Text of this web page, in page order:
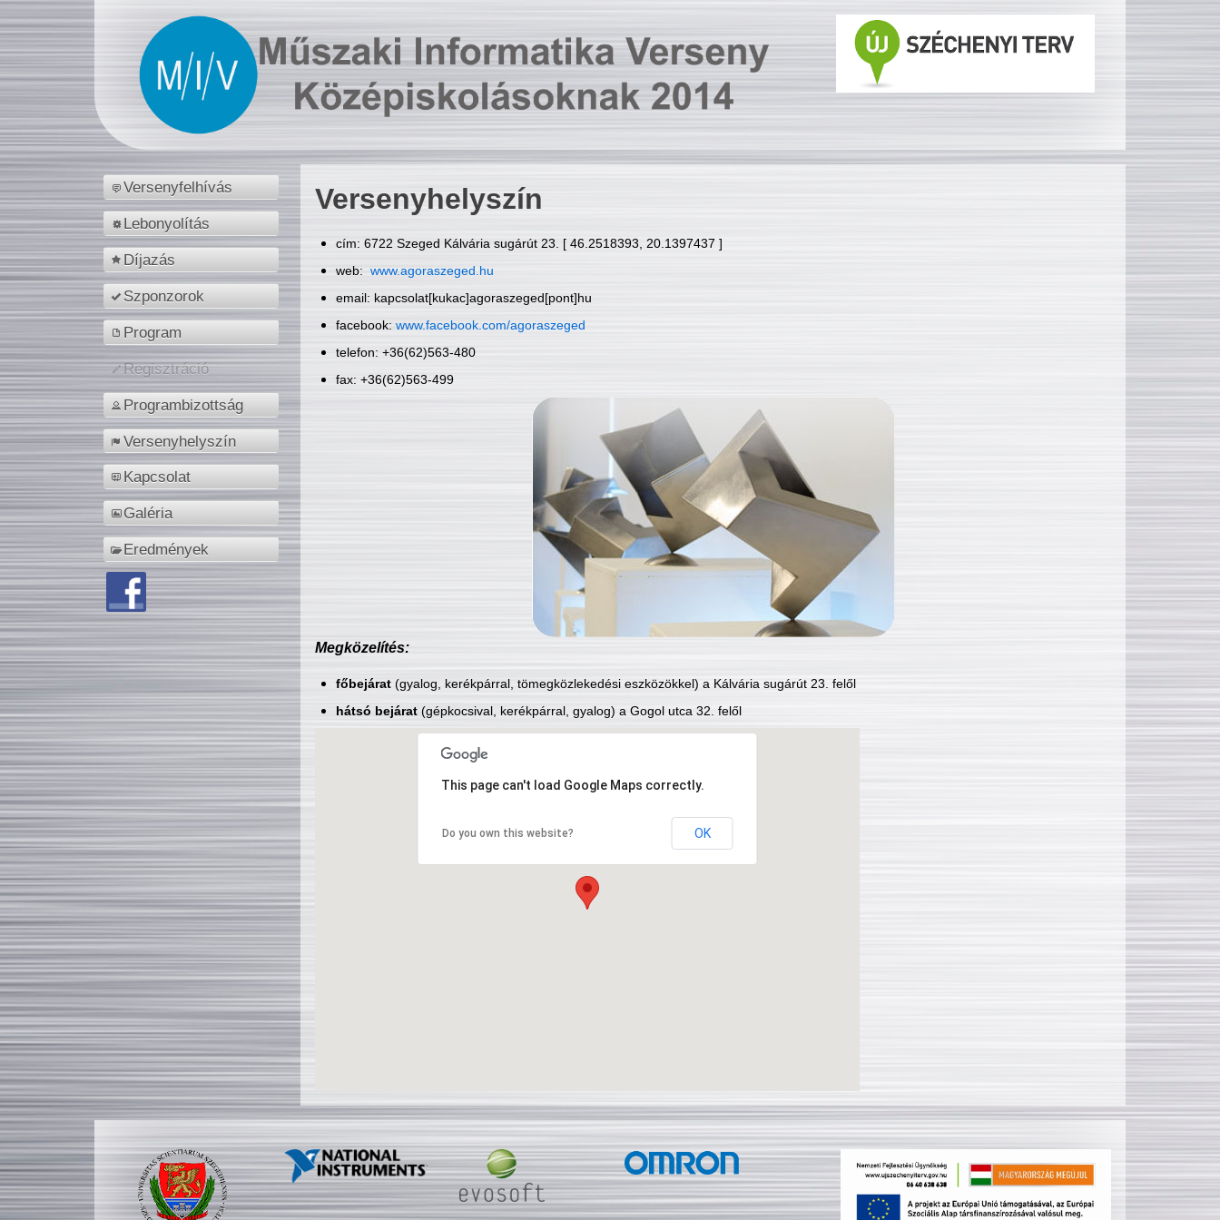
Versenyfelhívás
Lebonyolítás
Díjazás
Szponzorok
Program
Regisztráció
Programbizottság
Versenyhelyszín
Kapcsolat
Galéria
Eredmények
Versenyhelyszín
cím: 6722 Szeged Kálvária sugárút 23. [ 46.2518393, 20.1397437 ]
web: www.agoraszeged.hu
email: kapcsolat[kukac]agoraszeged[pont]hu
facebook: www.facebook.com/agoraszeged
telefon: +36(62)563-480
fax: +36(62)563-499
Megközelítés:
főbejárat(gyalog, kerékpárral, tömegközlekedési eszközökkel) a Kálvária sugárút 23. felől
hátsó bejárat(gépkocsival, kerékpárral, gyalog) a Gogol utca 32. felől
This page can't load Google Maps correctly.
Do you own this website? OK